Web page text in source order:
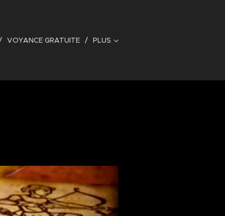
VOYANCE GRATUITE PLUS